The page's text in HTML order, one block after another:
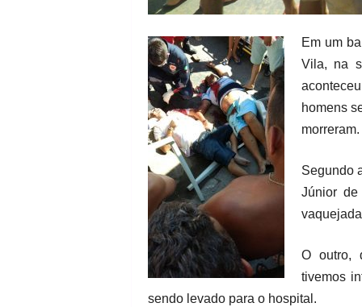
Em um
Vila, na
homens
morreram.
Segundo
Júnior
O outro,
tivemos
sendo levado para o hospital.